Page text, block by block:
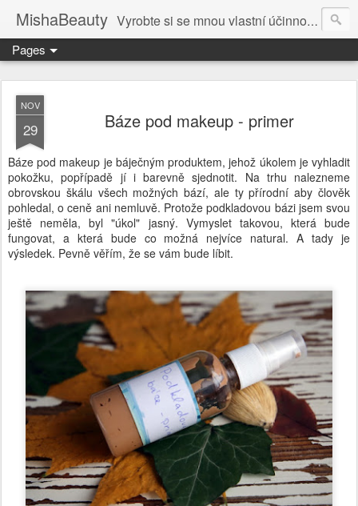
MishaBeauty Vyrobte si se mnou vlastní účinnou kosmetiku. Návody pre výrobu vlastnej kozmetiky.
Pages
NOV
29 Báze pod makeup - primer
Báze pod makeup je báječným produktem, jehož úkolem je vyhladit
pokožku, popřípadě jí i barevně sjednotit. Na trhu nalezneme
obrovskou škálu všech možných bází, ale ty přírodní aby člověk
pohledal, o ceně ani nemluvě. Protože podkladovou bázi jsem svou
ještě neměla, byl "úkol" jasný. Vymyslet takovou, která bude
fungovat, a která bude co možná nejvíce natural. A tady je
výsledek. Pevně věřím, že se vám bude líbit.